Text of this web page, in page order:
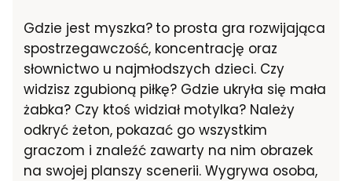
Gdzie jest myszka? to prosta gra rozwijająca
spostrzegawczość, koncentrację oraz
słownictwo u najmłodszych dzieci. Czy
widzisz zgubioną piłkę? Gdzie ukryła się mała
żabka? Czy ktoś widział motylka? Należy
odkryć żeton, pokazać go wszystkim
graczom i znaleźć zawarty na nim obrazek
na swojej planszy scenerii. Wygrywa osoba,